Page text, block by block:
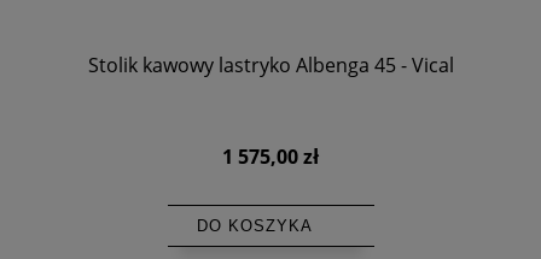
Stolik kawowy lastryko Albenga 45 - Vical
1 575,00 zł
DO KOSZYKA